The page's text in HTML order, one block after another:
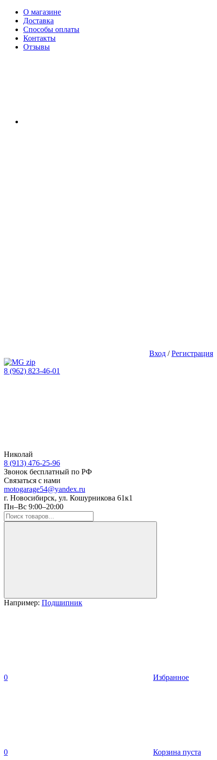
О магазине
Доставка
Способы оплаты
Контакты
Отзывы
Вход /Регистрация
8 (962) 823-46-01
Николай
8 (913) 476-25-96
Звонок бесплатный по РФ
Связаться с нами
motogarage54@yandex.ru
г. Новосибирск, ул. Кошурникова 61к1
Пн–Вс 9:00–20:00
Например: Подшипник
0 Избранное
0
Корзина пуста